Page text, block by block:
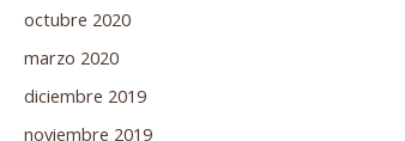
octubre 2020
marzo 2020
diciembre 2019
noviembre 2019